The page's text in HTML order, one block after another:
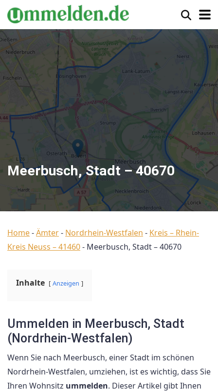
Meerbusch, Stadt – 40670
Home-Ämter- Nordrhein-Westfalen - Kreis – Rhein-
Kreis Neuss – 41460- Meerbusch, Stadt – 40670
Inhalte Anzeigen
Ummelden in Meerbusch, Stadt
(Nordrhein-Westfalen)
Wenn Sie nach Meerbusch, einer Stadt im schönen
Nordrhein-Westfalen, umziehen, ist es wichtig, dass Sie
Ihren Wohnsitz ummelden. Dieser Artikel gibt Ihnen